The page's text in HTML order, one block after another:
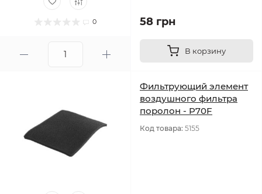
0 58 грн
В корзину
Фильтрующий элемент
воздушного фильтра
поролон - P70F
Код товара: 5155